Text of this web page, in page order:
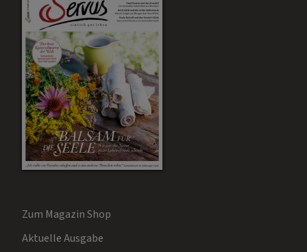
Zum Magazin Shop
Aktuelle Ausgabe